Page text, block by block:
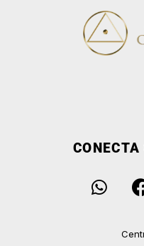
CONECTA